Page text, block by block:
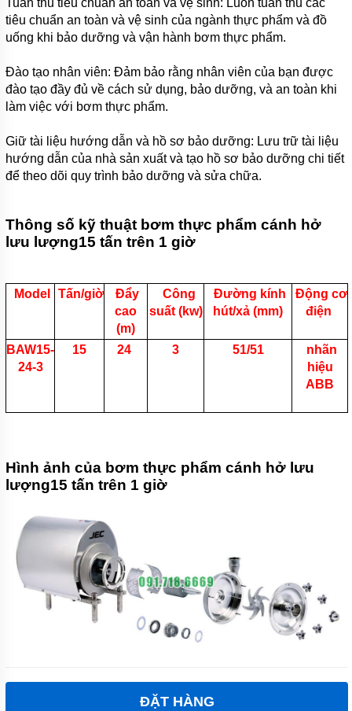
CÔNG
NGHIỆP
TỨC
GIỚI
THIỆU
PHẨM
MỚI
LIÊN
tiêu chuẩn an toàn và vệ sinh của ngành thực phẩm và đồ
uống khi bảo dưỡng và vận hành bơm thực phẩm.
Đào tạo nhân viên: Đảm bảo rằng nhân viên của bạn được
đào tạo đầy đủ về cách sử dụng, bảo dưỡng, và an toàn khi
làm việc với bơm thực phẩm.
Giữ tài liệu hướng dẫn và hồ sơ bảo dưỡng: Lưu trữ tài liệu
hướng dẫn của nhà sản xuất và tạo hồ sơ bảo dưỡng chi tiết
để theo dõi quy trình bảo dưỡng và sửa chữa.
Thông số kỹ thuật bơm thực phẩm cánh hở
lưu lượng15 tấn trên 1 giờ
Model Tấn/giờ
Đẩy
cao
(m)
Công
suất (kw)
Đường kính
hút/xả (mm)
Động cơ
điện
BAW15-
24-3
15 24 3 51/51
nhãn
hiệu
ABB
Hình ảnh của bơm thực phẩm cánh hở lưu
lượng15 tấn trên 1 giờ
ĐẶT HÀNG